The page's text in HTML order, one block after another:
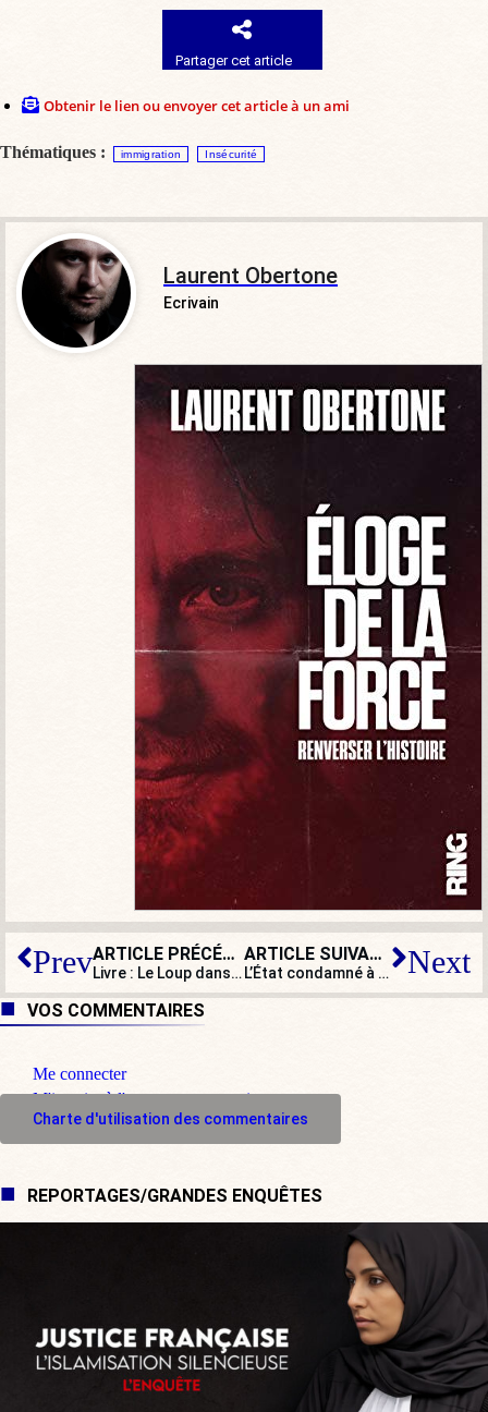
Partager cet article
Obtenir le lien ou envoyer cet article à un ami
Thématiques : immigration Insécurité
Laurent Obertone
Ecrivain
Prev ARTICLE PRÉCÉDENT
Livre : Le Loup dans la bergerie, de Jean-Claude Michéa
ARTICLE SUIVANT
L’État condamné à indemniser le fils d’un harki : la vérité historique enfin reconnue ? Next
VOS COMMENTAIRES
Me connecter
M'inscrire à l'espace commentaire
Charte d'utilisation des commentaires
REPORTAGES/GRANDES ENQUÊTES